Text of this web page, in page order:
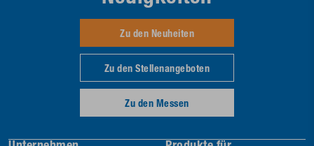
Zu den Neuheiten
Zu den Stellenangeboten
Zu den Messen